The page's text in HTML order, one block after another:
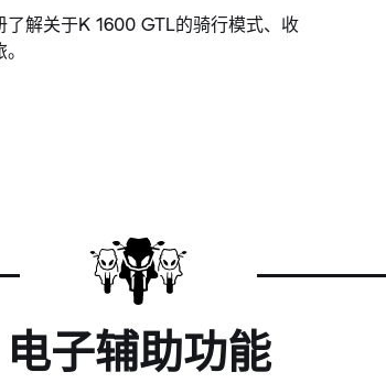
解关于K 1600 GTL的骑行模式、收
电子辅助功能